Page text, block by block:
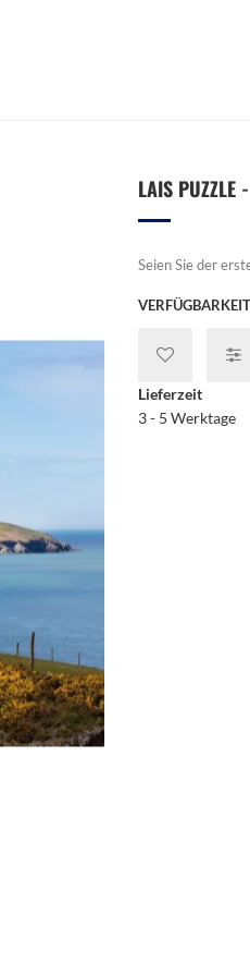
LAIS PUZZLE
Seien Sie der
VERFÜGBARKEIT
Lieferzeit
3 - 5 Werktage